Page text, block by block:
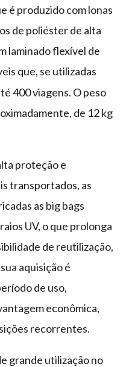
é produzido com lonas
de poliéster de alta
laminado flexível de
que, se utilizadas
400 viagens. O peso
de 12 kg
proteção e
transportados, as
as big bags
UV, o que prolonga
de reutilização,
aquisição é
de uso,
econômica,
recorrentes.
grande utilização no